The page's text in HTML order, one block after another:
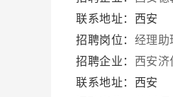
联系地址：西安
招聘岗位： 经理助
招聘企业： 西安济
联系地址：西安